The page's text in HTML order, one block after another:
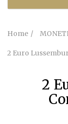
Home
2 Euro
2